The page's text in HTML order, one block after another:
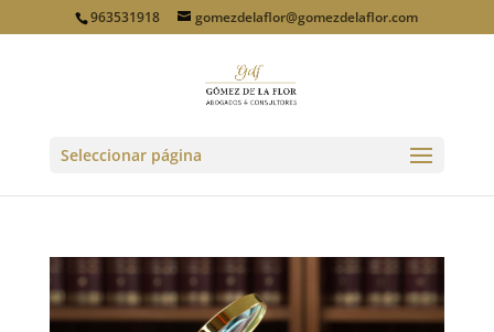
963531918 gomezdelaflor@gomezdelaflor.com
Seleccionar página